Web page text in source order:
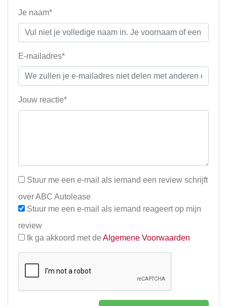
Je naam*
E-mailadres*
Jouw reactie*
Stuur me een e-mail als iemand een review schrijft
over ABC Autolease
Stuur me een e-mail als iemand reageert op mijn
review
Ik ga akkoord met de Algemene Voorwaarden